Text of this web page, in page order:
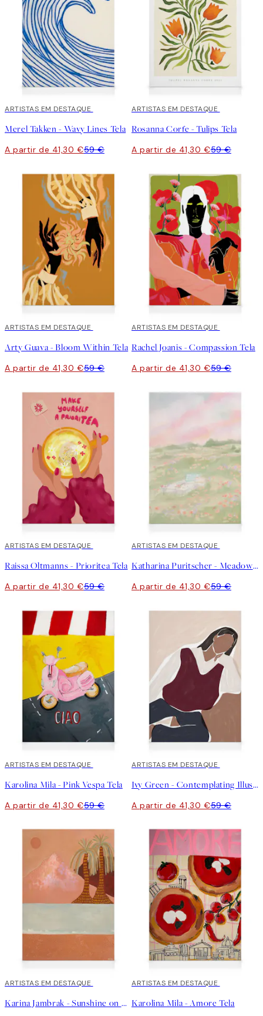
30%*
ARTISTAS EM DESTAQUE
Merel Takken - Wavy Lines Tela
A partir de 41,30 €59 €
30%*
ARTISTAS EM DESTAQUE
Rosanna Corfe - Tulips Tela
A partir de 41,30 €59 €
30%*
ARTISTAS EM DESTAQUE
Arty Guava - Bloom Within Tela
A partir de 41,30 €59 €
30%*
ARTISTAS EM DESTAQUE
Rachel Joanis - Compassion Tela
A partir de 41,30 €59 €
30%*
ARTISTAS EM DESTAQUE
Raissa Oltmanns - Prioritea Tela
A partir de 41,30 €59 €
30%*
ARTISTAS EM DESTAQUE
Katharina Puritscher - Meadow Tela
A partir de 41,30 €59 €
30%*
ARTISTAS EM DESTAQUE
Karolina Mila - Pink Vespa Tela
A partir de 41,30 €59 €
30%*
ARTISTAS EM DESTAQUE
Ivy Green - Contemplating Illustration Tela
A partir de 41,30 €59 €
30%*
ARTISTAS EM DESTAQUE
Karina Jambrak - Sunshine on My Face Tela
30%*
ARTISTAS EM DESTAQUE
Karolina Mila - Amore Tela